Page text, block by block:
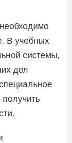
В учебных
системы,
дел